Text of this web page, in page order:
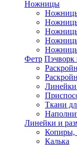
Ножницы
Фетр Пэчворк
Ткани
Линейки и
Копиры,
Калька